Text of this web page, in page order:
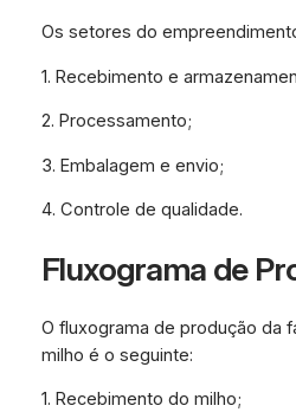
Os setores do
1. Recebimento e
2. Processamento;
3. Embalagem e envio;
4. Controle de qualidade.
Fluxograma de
O fluxograma de produção da
milho é o seguinte:
1. Recebimento do milho;